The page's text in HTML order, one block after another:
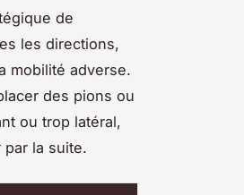
de
les directions,
mobilité adverse.
des pions ou
ou trop latéral,
la suite.